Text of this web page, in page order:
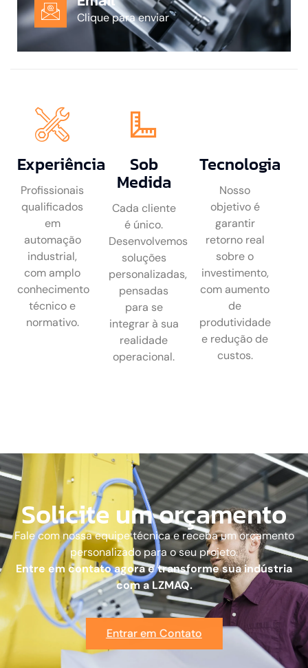
Clique para enviar
Experiência
Profissionais
qualificados
em
automação
industrial,
com amplo
conhecimento
técnico e
normativo.
Sob
Medida
Cada cliente
é único.
Desenvolvemos
soluções
personalizadas,
pensadas
para se
integrar à sua
realidade
operacional.
Tecnologia
Nosso
objetivo é
garantir
retorno real
sobre o
investimento,
com aumento
de
produtividade
e redução de
custos.
Solicite um orçamento
Fale com nossa equipe técnica e receba um orçamento
personalizado para o seu projeto.
Entre em contato agora e transforme sua indústria
com a LZMAQ.
Entrar em Contato